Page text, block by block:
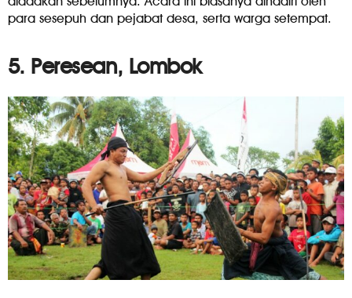
para sesepuh dan pejabat desa, serta warga setempat.
5. Peresean, Lombok